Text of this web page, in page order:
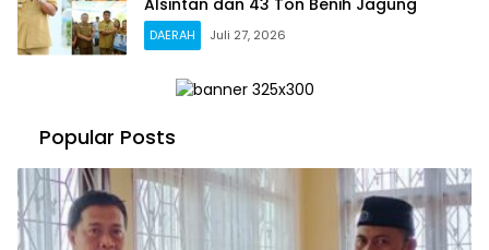
DAERAH Juli 27, 2026
Popular Posts